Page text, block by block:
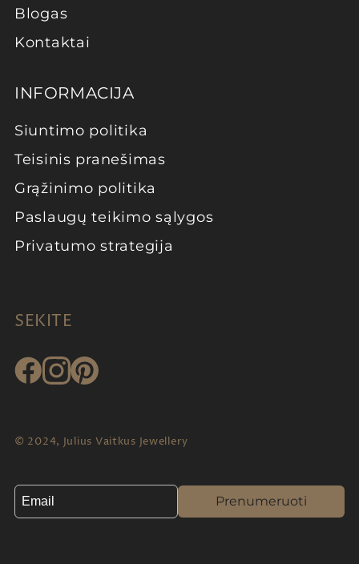
Blogas
Kontaktai
INFORMACIJA
Siuntimo politika
Teisinis pranešimas
Grąžinimo politika
Paslaugų teikimo sąlygos
Privatumo strategija
SEKITE
© 2024, Julius Vaitkus Jewellery
Prenumeruoti